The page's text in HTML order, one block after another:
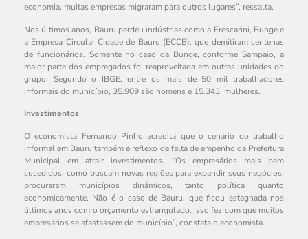
economia, muitas empresas migraram para outros lugares”, ressalta.
Nos últimos anos, Bauru perdeu indústrias como a Frescarini, Bunge e
a Empresa Circular Cidade de Bauru (ECCB), que demitiram centenas
de funcionários. Somente no caso da Bunge, conforme Sampaio, a
maior parte dos empregados foi reaproveitada em outras unidades do
grupo. Segundo o IBGE, entre os mais de 50 mil trabalhadores
informais do município, 35.909 são homens e 15.343, mulheres.
Investimentos
O economista Fernando Pinho acredita que o cenário do trabalho
informal em Bauru também é reflexo de falta de empenho da Prefeitura
Municipal em atrair investimentos. “Os empresários mais bem
sucedidos, como buscam novas regiões para expandir seus negócios,
procuraram municípios dinâmicos, tanto política quanto
economicamente. Não é o caso de Bauru, que ficou estagnada nos
últimos anos com o orçamento estrangulado. Isso fez com que muitos
empresários se afastassem do município”, constata o economista.